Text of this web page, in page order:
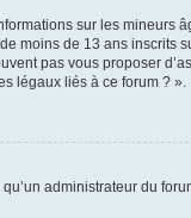
sur les mineurs
moins de 13 ans inscrits
pas vous proposer
légaux liés à ce forum ? ».
administrateur du